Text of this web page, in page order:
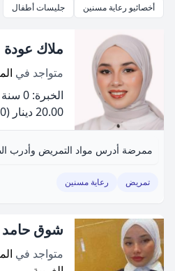
أخصائيو رعاية مسنين جليسات أطفال
ملاك
متواجد في
الخبرة: 0 سنة
20.00 دينار
(60 دقيقة)
ممرضة أدرس مواد التمريض وأدرب
تمريض رعاية مسنين
شوق حامد
متواجد في